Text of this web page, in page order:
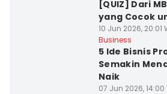
[QUIZ] Dari
yang Cocok
10 Jun 2026, 20:01
Business
5 Ide Bisnis
Semakin
Naik
07 Jun 2026, 14:00